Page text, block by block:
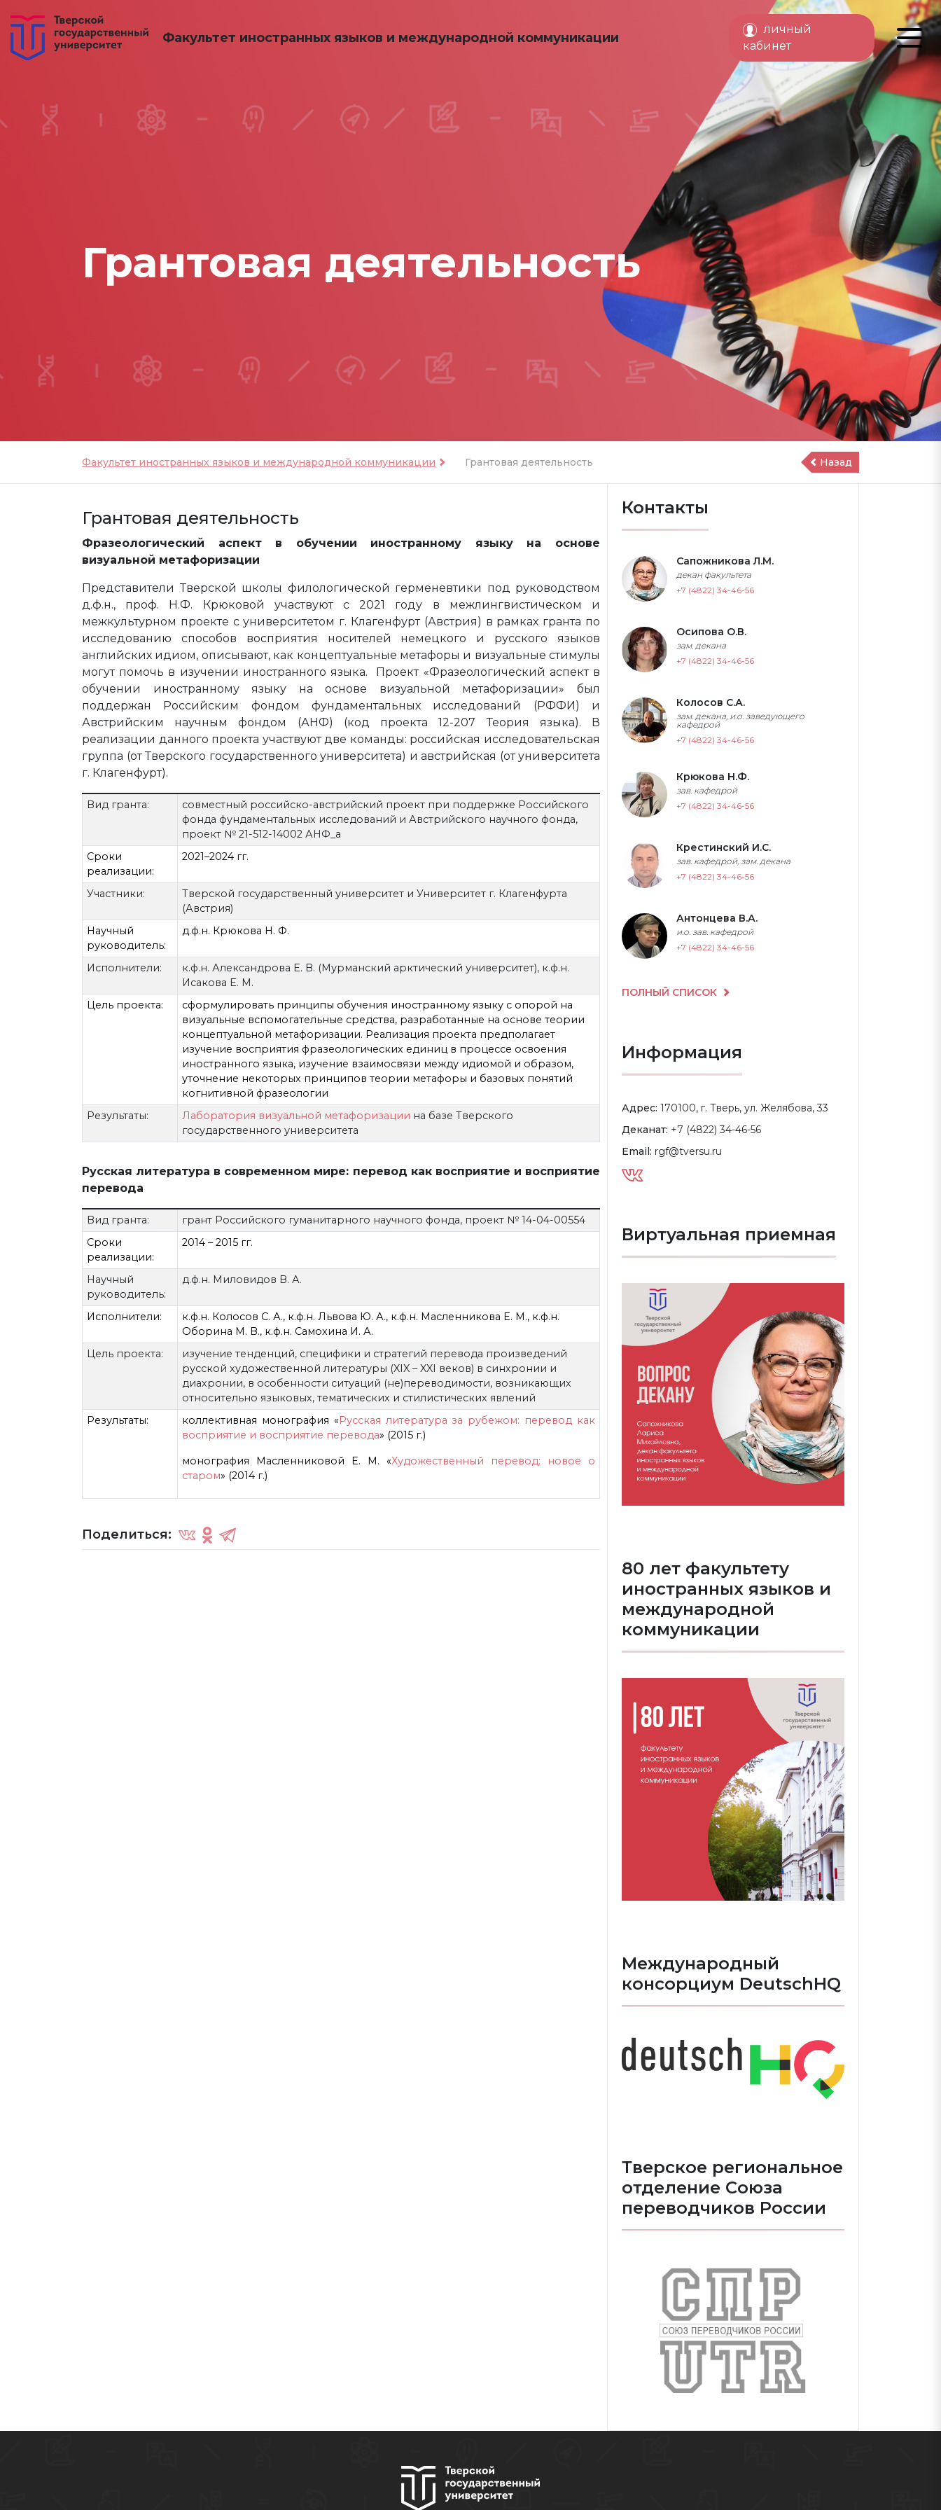
Факультет иностранных языков и международной коммуникации
личный
кабинет
Грантовая деятельность
Факультет иностранных языков и международной коммуникации Грантовая деятельность Назад
Грантовая деятельность
Фразеологический аспект в обучении иностранному языку на основе
визуальной метафоризации
Представители Тверской школы филологической герменевтики под руководством
д.ф.н., проф. Н.Ф. Крюковой участвуют с 2021 году в межлингвистическом и
межкультурном проекте с университетом г. Клагенфурт (Австрия) в рамках гранта по
исследованию способов восприятия носителей немецкого и русского языков
английских идиом, описывают, как концептуальные метафоры и визуальные стимулы
могут помочь в изучении иностранного языка. Проект «Фразеологический аспект в
обучении иностранному языку на основе визуальной метафоризации» был
поддержан Российским фондом фундаментальных исследований (РФФИ) и
Австрийским научным фондом (АНФ) (код проекта 12-207 Теория языка). В
реализации данного проекта участвуют две команды: российская исследовательская
группа (от Тверского государственного университета) и австрийская (от университета
г. Клагенфурт).
Вид гранта:
совместный российско-австрийский проект при поддержке Российского
фонда фундаментальных исследований и Австрийского научного фонда,
проект № 21-512-14002 АНФ_а
Сроки
реализации:
2021–2024 гг.
Участники:
Тверской государственный университет и Университет г. Клагенфурта
(Австрия)
Научный
руководитель:
д.ф.н. Крюкова Н. Ф.
Исполнители:
к.ф.н. Александрова Е. В. (Мурманский арктический университет), к.ф.н.
Исакова Е. М.
Цель проекта:
сформулировать принципы обучения иностранному языку с опорой на
визуальные вспомогательные средства, разработанные на основе теории
концептуальной метафоризации. Реализация проекта предполагает
изучение восприятия фразеологических единиц в процессе освоения
иностранного языка, изучение взаимосвязи между идиомой и образом,
уточнение некоторых принципов теории метафоры и базовых понятий
когнитивной фразеологии
Результаты:
Лаборатория визуальной метафоризации на базе Тверского
государственного университета
Русская литература в современном мире: перевод как восприятие и восприятие
перевода
Вид гранта:
грант Российского гуманитарного научного фонда, проект № 14-04-00554
Сроки
реализации:
2014 – 2015 гг.
Научный
руководитель:
д.ф.н. Миловидов В. А.
Исполнители:
к.ф.н. Колосов С. А., к.ф.н. Львова Ю. А., к.ф.н. Масленникова Е. М., к.ф.н.
Оборина М. В., к.ф.н. Самохина И. А.
Цель проекта:
изучение тенденций, специфики и стратегий перевода произведений
русской художественной литературы (XIX – XXI веков) в синхронии и
диахронии, в особенности ситуаций (не)переводимости, возникающих
относительно языковых, тематических и стилистических явлений
Результаты:
коллективная монография « Русская литература за рубежом: перевод как
восприятие и восприятие перевода» (2015 г.)
монография Масленниковой Е. М. «Художественный перевод: новое о
старом» (2014 г.)
Поделиться:
Контакты
Сапожникова Л.М.
декан факультета
+7 (4822) 34-46-56
Осипова О.В.
зам. декана
+7 (4822) 34-46-56
Колосов С.А.
зам. декана, и.о. заведующего
кафедрой
+7 (4822) 34-46-56
Крюкова Н.Ф.
зав. кафедрой
+7 (4822) 34-46-56
Крестинский И.С.
зав. кафедрой, зам. декана
+7 (4822) 34-46-56
Антонцева В.А.
и.о. зав. кафедрой
+7 (4822) 34-46-56
ПОЛНЫЙ СПИСОК
Информация
Адрес: 170100, г. Тверь, ул. Желябова, 33
Деканат: +7 (4822) 34-46-56
Email: rgf@tversu.ru
Виртуальная приемная
80 лет факультету
иностранных языков и
международной
коммуникации
Международный
консорциум DeutschHQ
Тверское региональное
отделение Союза
переводчиков России